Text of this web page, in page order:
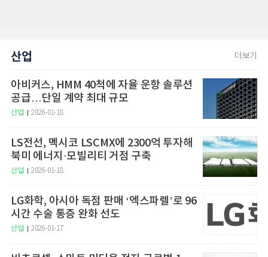
산업 더보기
아비커스, HMM 40척에 자율 운항 솔루션
공급…단일 계약 최대 규모
산업 2026-01-18
LS전선, 멕시코 LSCMX에 2300억 투자해
북미 에너지·모빌리티 거점 구축
산업 2026-01-18
LG화학, 아시아 독점 판매 ‘엑스파렐’로 96
시간 수술 통증 완화 선도
산업 2026-01-17